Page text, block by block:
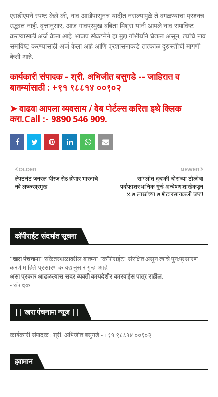
एसडीएमने स्पष्ट केले की, नाव आधीपासूनच यादीत नसल्यामुळे ते वगळण्याचा प्रश्नच
उद्भवत नाही. वृत्तानुसार, आज गावप्रमुख बबिता मिश्रा यांनी आपले नाव समाविष्ट
करण्यासाठी अर्ज केला आहे. भाजप संघटनेने हा मुद्दा गांभीर्याने घेतला असून, त्यांचे नाव
समाविष्ट करण्यासाठी अर्ज केला आहे आणि प्रशासनाकडे तात्काळ दुरुस्तीची मागणी
केली आहे.
कार्यकारी संपादक - श्री. अभिजीत बसुगडे -- जाहिरात व
बातम्यांसाठी : +९१ ९८८१४ ००९०२
➤ वाढवा आपला व्यवसाय / वेब पोर्टल्स करिता इथे क्लिक
करा.Call :- 9890 546 909.
NEWER
सांगलीत दुचाकी चोरांच्या टोळीचा
पर्दाफाशस्थानिक गुन्हे अन्वेषण शाखेकडून
४.७ लाखांच्या ७ मोटारसायकली जप्त!
OLDER
लेफ्टनंट जनरल धीरज सेठ होणार भारताचे
नवे लष्करप्रमुख
कॉपीराईट संदर्भात सूचना
"खरा पंचनामा"संकेतस्थळावरील बातम्या "कॉपीराईट" संरक्षित असून त्याचे पुन:प्रसारण
करणे माहिती प्रसारण कायद्यानुसार गुन्हा आहे.
असा प्रकार आढळल्यास सदर व्यक्ती कायदेशीर कारवाईस पात्र राहील.
- संपादक
|| खरा पंचनामा न्यूज ||
कार्यकारी संपादक : श्री. अभिजीत बसुगडे - +९१ ९८८१४ ००९०२
हवामान